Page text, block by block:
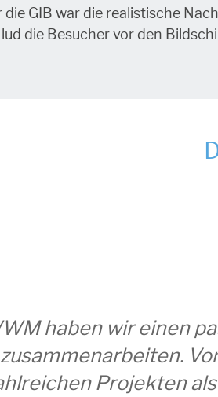
GIB war die realistische
die Besucher vor den
haben wir einen
Projekten